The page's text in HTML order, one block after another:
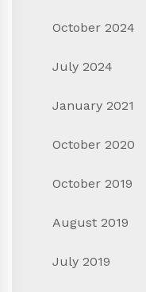
October 2024
July 2024
January 2021
October 2020
October 2019
August 2019
July 2019